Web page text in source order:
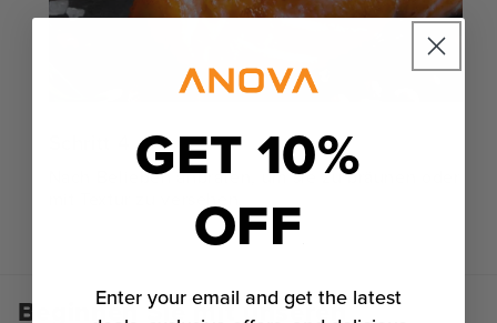
Nach Belieben anbraten, um sie zu bräunen oder
Beginnen Sie mit unseren
GET 10%
OFF
Enter your email and get the latest